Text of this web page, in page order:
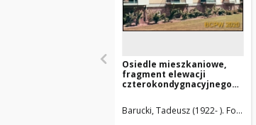
Osiedle mieszkaniowe,
fragment elewacji
czterokondygnacyjnego
Hilversum, Niderlandy
Barucki, Tadeusz (1922- ). Fotograf